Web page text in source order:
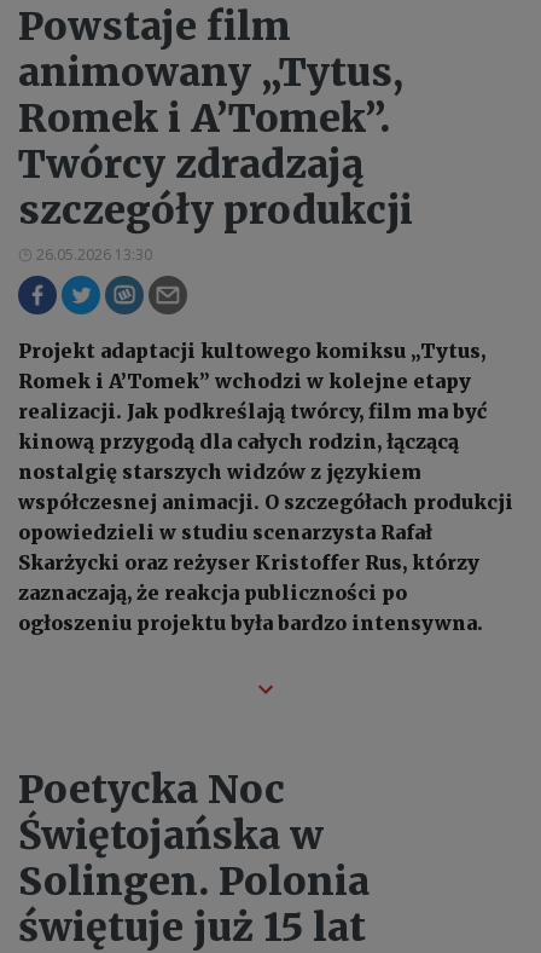
Powstaje film
animowany „Tytus,
Romek i A’Tomek”.
Twórcy zdradzają
szczegóły produkcji
26.05.2026 13:30
Projekt adaptacji kultowego komiksu „Tytus,
Romek i A’Tomek” wchodzi w kolejne etapy
realizacji. Jak podkreślają twórcy, film ma być
kinową przygodą dla całych rodzin, łączącą
nostalgię starszych widzów z językiem
współczesnej animacji. O szczegółach produkcji
opowiedzieli w studiu scenarzysta Rafał
Skarżycki oraz reżyser Kristoffer Rus, którzy
zaznaczają, że reakcja publiczności po
ogłoszeniu projektu była bardzo intensywna.
Poetycka Noc
Świętojańska w
Solingen. Polonia
świętuje już 15 lat